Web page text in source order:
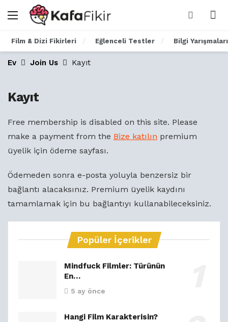
Film & Dizi Fikirleri Eğlenceli Testler Bilgi Yarışmaları
Ev Join Us Kayıt
Kayıt
Free membership is disabled on this site. Please
make a payment from the Bize katılın premium
üyelik için ödeme sayfası.
Ödemeden sonra e-posta yoluyla benzersiz bir
bağlantı alacaksınız. Premium üyelik kaydını
tamamlamak için bu bağlantıyı kullanabileceksiniz.
Popüler İçerikler
Mindfuck Filmler: Türünün
En…
5 ay önce
Hangi Film Karakterisin?